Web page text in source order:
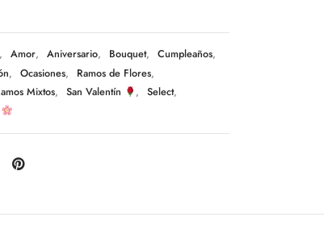
, Amor, Aniversario, Bouquet, Cumpleaños,
, Ocasiones, Ramos de Flores,
Mixtos, San Valentín , Select,